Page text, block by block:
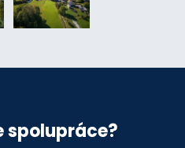
spolupráce?